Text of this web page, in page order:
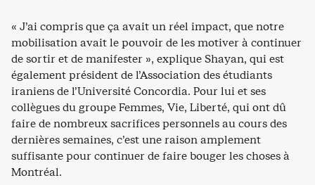
« J’ai compris que ça avait un réel impact, que notre
mobilisation avait le pouvoir de les motiver à continuer
de sortir et de manifester », explique Shayan, qui est
également président de l’Association des étudiants
iraniens de l’Université Concordia. Pour lui et ses
collègues du groupe Femmes, Vie, Liberté, qui ont dû
faire de nombreux sacrifices personnels au cours des
dernières semaines, c’est une raison amplement
suffisante pour continuer de faire bouger les choses à
Montréal.